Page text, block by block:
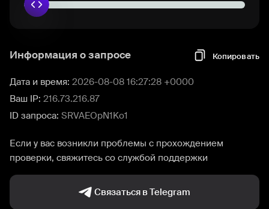
Информация о запросе Копировать
Дата и время: 2026-08-08 16:27:28 +0000
Ваш IP: 216.73.216.87
ID запроса: SRVAEOpN1Ko1
Если у вас возникли проблемы с прохождением
проверки, свяжитесь со службой поддержки
Связаться в Telegram